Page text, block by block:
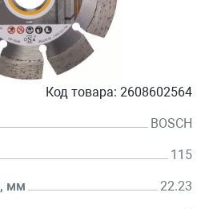
Код товара: 2608602564
BOSCH
115
мм 22.23